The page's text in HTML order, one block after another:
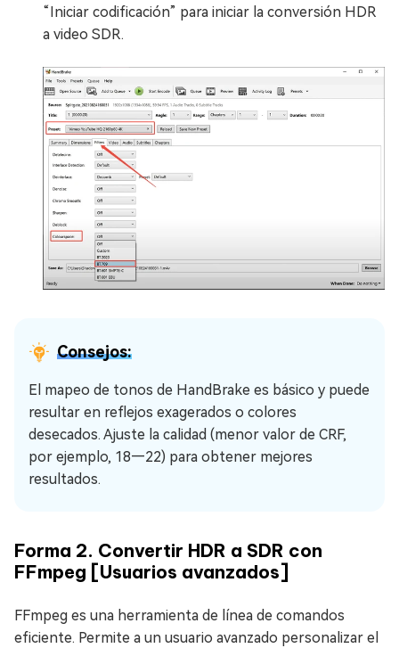
“Iniciar codificación” para iniciar la conversión HDR
a video SDR.
Consejos:
El mapeo de tonos de HandBrake es básico y puede
resultar en reflejos exagerados o colores
desecados. Ajuste la calidad (menor valor de CRF,
por ejemplo, 18—22) para obtener mejores
resultados.
Forma 2. Convertir HDR a SDR con
FFmpeg [Usuarios avanzados]
FFmpeg es una herramienta de línea de comandos
eficiente. Permite a un usuario avanzado personalizar el